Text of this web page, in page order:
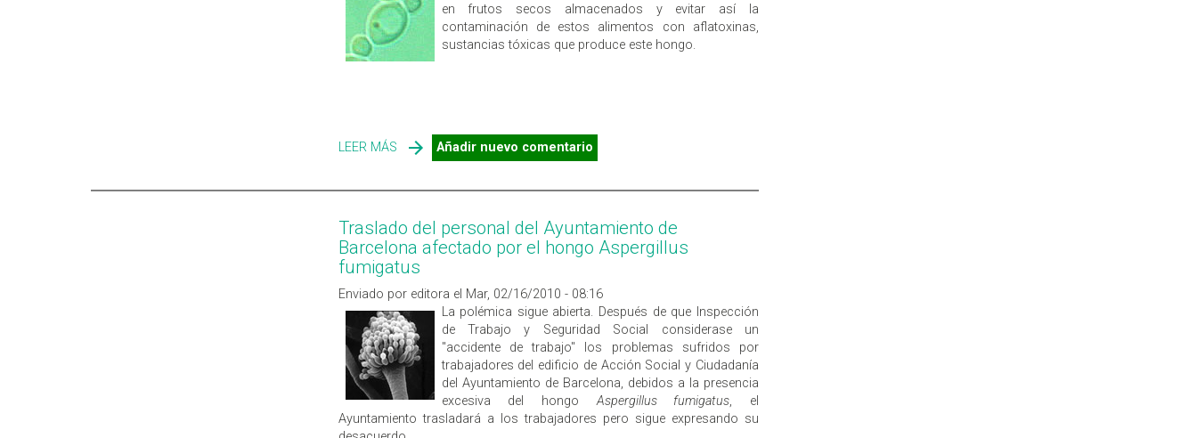
en frutos secos almacenados y evitar así la
contaminación de estos alimentos con aflatoxinas,
sustancias tóxicas que produce este hongo.
LEER MÁS SOBRE UNA LEVADURA EVITA LA CONTAMINACIÓN DE
ALIMENTOS POR AFLATOXINAS
Añadir nuevo comentario
Traslado del personal del Ayuntamiento de
Barcelona afectado por el hongo Aspergillus
fumigatus
Enviado por editora el Mar, 02/16/2010 - 08:16
La polémica sigue abierta. Después de que Inspección
de Trabajo y Seguridad Social considerase un
"accidente de trabajo" los problemas sufridos por
trabajadores del edificio de Acción Social y Ciudadanía
del Ayuntamiento de Barcelona, debidos a la presencia
excesiva del hongoAspergillus fumigatus, el
Ayuntamiento trasladará a los trabajadores pero sigue expresando su